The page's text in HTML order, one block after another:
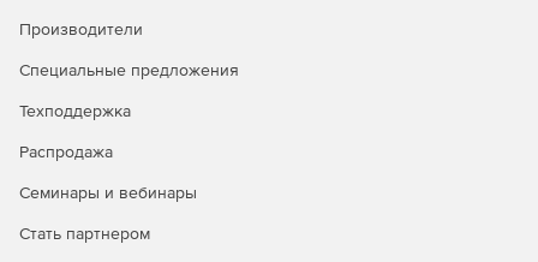
качестве системы управления базами данных TDMS
используется Microsoft SQL Server 2008 R2 или Oracle
клиента, работает с таблицами базы данных не напрямую,
соответствие между правами доступа пользователя и
Производители
Специальные предложения
Техподдержка
Распродажа
Семинары и вебинары
Стать партнером